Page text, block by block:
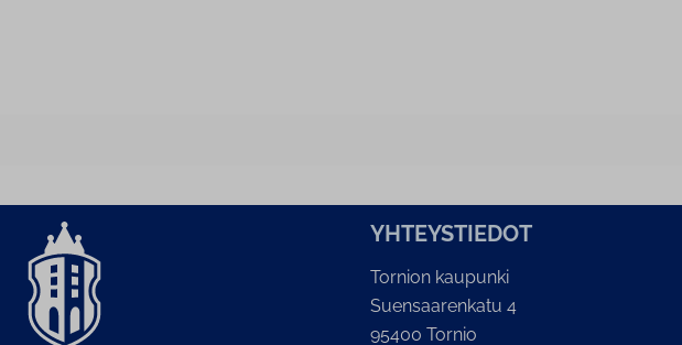
YH­TEYS­TIE­DOT
Tornion kaupunki
Suensaarenkatu 4
95400 Tornio